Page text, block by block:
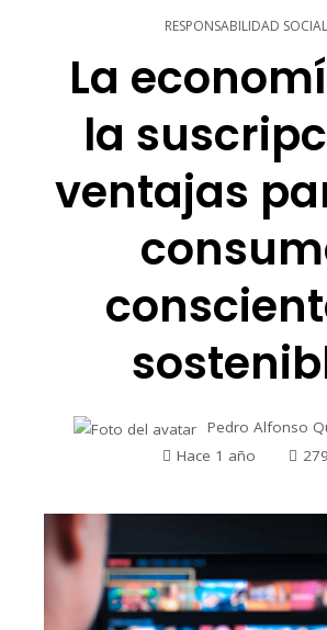
RESPONSABILIDAD SOCIAL
La
la
ventajas
Pedro Alfonso
Hace 1 año
279